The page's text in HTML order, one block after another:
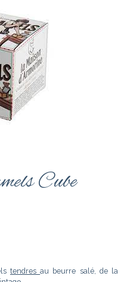
Cube
tendresau beurre salé, de la